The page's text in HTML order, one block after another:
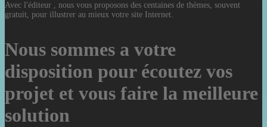
Avec l'éditeur , nous vous proposons des centaines de thèmes, souvent
gratuit, pour illustrer au mieux votre site Internet.
Nous sommes a votre
disposition pour écoutez vos
projet et vous faire la meilleure
solution